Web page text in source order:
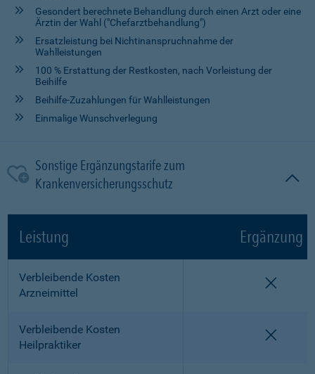
Gesondert berechnete Behandlung durch einen Arzt oder eine
Ärztin der Wahl ("Chefarztbehandlung")
Ersatzleistung bei Nichtinanspruchnahme der
Wahlleistungen
100 % Erstattung der Restkosten, nach Vorleistung der
Beihilfe
Beihilfe-Zuzahlungen für Wahlleistungen
Einmalige Wunschverlegung
Sonstige Ergänzungstarife zum
Krankenversicherungsschutz
Leistung Ergänzung
Verbleibende Kosten
Arzneimittel
Verbleibende Kosten
Heilpraktiker